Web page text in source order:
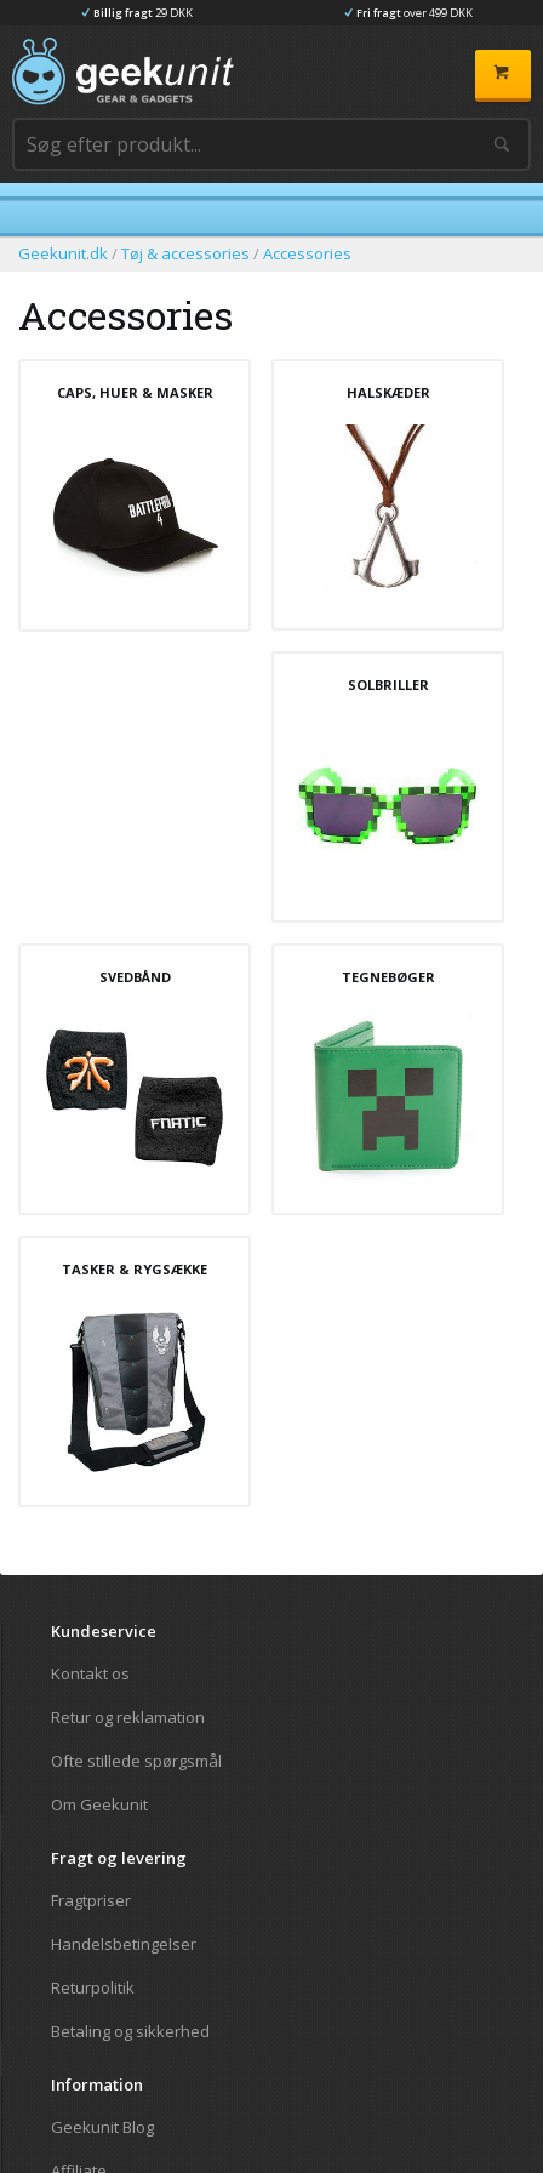
Billig fragt29 DKK Fri fragtover 499 DKK
Geekunit.dk/Tøj & accessories /Accessories
Accessories
CAPS, HUER & MASKER HALSKÆDER
SOLBRILLER
SVEDBÅND TEGNEBØGER
TASKER & RYGSÆKKE
Kundeservice
Kontakt os
Retur og reklamation
Ofte stillede spørgsmål
Om Geekunit
Fragt og levering
Fragtpriser
Handelsbetingelser
Returpolitik
Betaling og sikkerhed
Information
Geekunit Blog